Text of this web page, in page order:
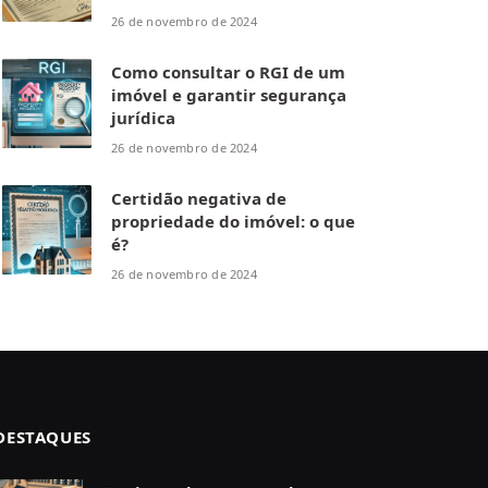
26 de novembro de 2024
Como consultar o RGI de um
imóvel e garantir segurança
jurídica
26 de novembro de 2024
Certidão negativa de
propriedade do imóvel: o que
é?
26 de novembro de 2024